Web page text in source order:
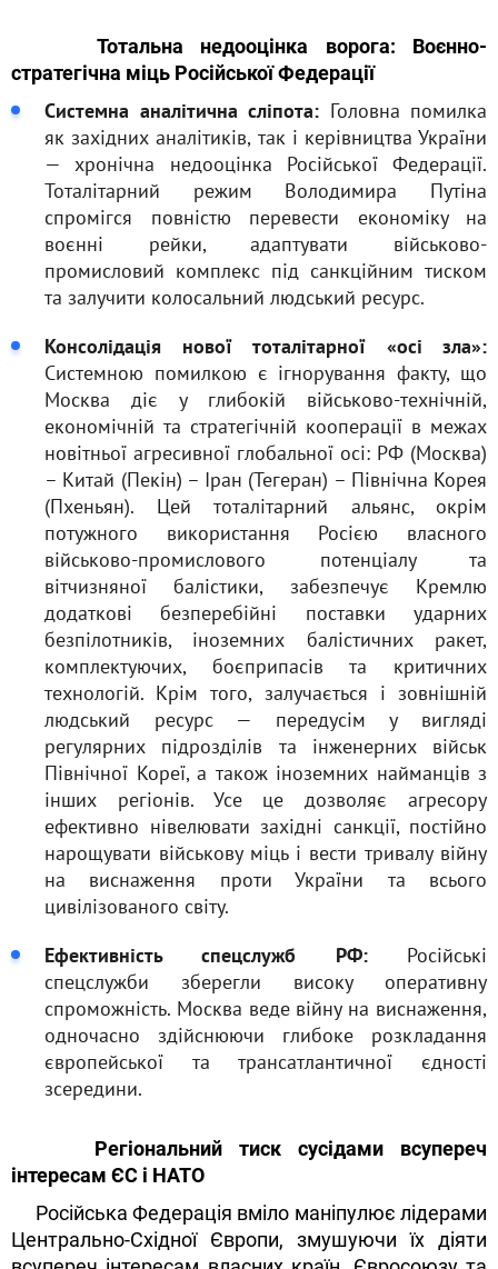
Тотальна недооцінка ворога: Воєнно-
стратегічна міць Російської Федерації
Системна аналітична сліпота: Головна помилка
як західних аналітиків, так і керівництва України
— хронічна недооцінка Російської Федерації.
Тоталітарний режим Володимира Путіна
спромігся повністю перевести економіку на
воєнні рейки, адаптувати військово-
промисловий комплекс під санкційним тиском
та залучити колосальний людський ресурс.
Консолідація нової тоталітарної «осі зла»:
Системною помилкою є ігнорування факту, що
Москва діє у глибокій військово-технічній,
економічній та стратегічній кооперації в межах
новітньої агресивної глобальної осі: РФ (Москва)
– Китай (Пекін) – Іран (Тегеран) – Північна Корея
(Пхеньян). Цей тоталітарний альянс, окрім
потужного використання Росією власного
військово-промислового потенціалу та
вітчизняної балістики, забезпечує Кремлю
додаткові безперебійні поставки ударних
безпілотників, іноземних балістичних ракет,
комплектуючих, боєприпасів та критичних
технологій. Крім того, залучається і зовнішній
людський ресурс — передусім у вигляді
регулярних підрозділів та інженерних військ
Північної Кореї, а також іноземних найманців з
інших регіонів. Усе це дозволяє агресору
ефективно нівелювати західні санкції, постійно
нарощувати військову міць і вести тривалу війну
на виснаження проти України та всього
цивілізованого світу.
Ефективність спецслужб РФ:Російські
спецслужби зберегли високу оперативну
спроможність. Москва веде війну на виснаження,
одночасно здійснюючи глибоке розкладання
європейської та трансатлантичної єдності
зсередини.
Регіональний тиск сусідами всупереч
інтересам ЄС і НАТО
Російська Федерація вміло маніпулює лідерами
Центрально-Східної Європи, змушуючи їх діяти